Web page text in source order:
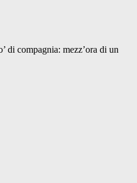
di compagnia: mezz’ora di un